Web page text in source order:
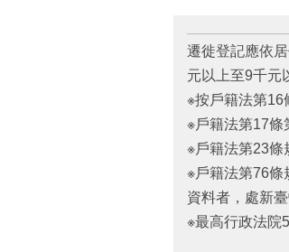
遷徙登記應依
元以上至9千元
※按戶籍法第16
※戶籍法第17條
※戶籍法第23條
※戶籍法第76條
資料者，處新
※最高行政法院